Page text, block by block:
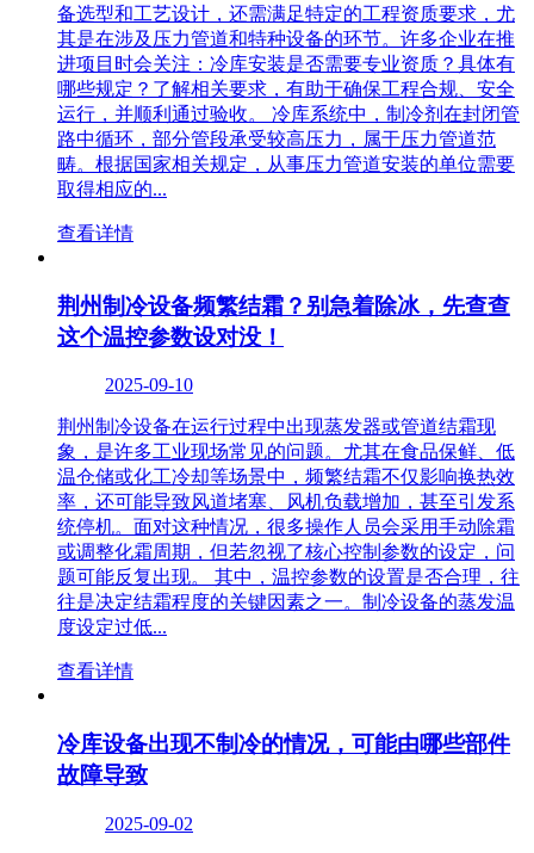
备选型和工艺设计，还需满足特定的工程资质要求，尤
其是在涉及压力管道和特种设备的环节。许多企业在推
进项目时会关注：冷库安装是否需要专业资质？具体有
哪些规定？了解相关要求，有助于确保工程合规、安全
运行，并顺利通过验收。 冷库系统中，制冷剂在封闭管
路中循环，部分管段承受较高压力，属于压力管道范
畴。根据国家相关规定，从事压力管道安装的单位需要
取得相应的...
查看详情
荆州制冷设备频繁结霜？别急着除冰，先查查
这个温控参数设对没！
2025-09-10
荆州制冷设备在运行过程中出现蒸发器或管道结霜现
象，是许多工业现场常见的问题。尤其在食品保鲜、低
温仓储或化工冷却等场景中，频繁结霜不仅影响换热效
率，还可能导致风道堵塞、风机负载增加，甚至引发系
统停机。面对这种情况，很多操作人员会采用手动除霜
或调整化霜周期，但若忽视了核心控制参数的设定，问
题可能反复出现。 其中，温控参数的设置是否合理，往
往是决定结霜程度的关键因素之一。制冷设备的蒸发温
度设定过低...
查看详情
冷库设备出现不制冷的情况，可能由哪些部件
故障导致
2025-09-02